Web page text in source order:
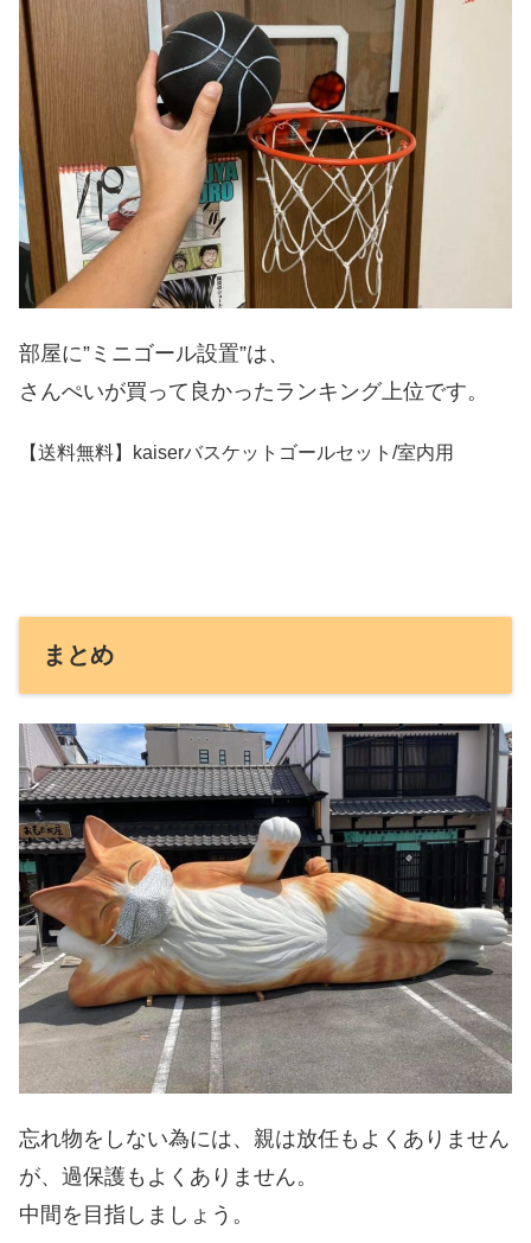
部屋に”ミニゴール設置”は、
さんぺいが買って良かったランキング上位です。
【送料無料】kaiserバスケットゴールセット/室内用
まとめ
忘れ物をしない為には、 親は放任もよくありません
が、 過保護もよくありません。
中間を目指しましょう。